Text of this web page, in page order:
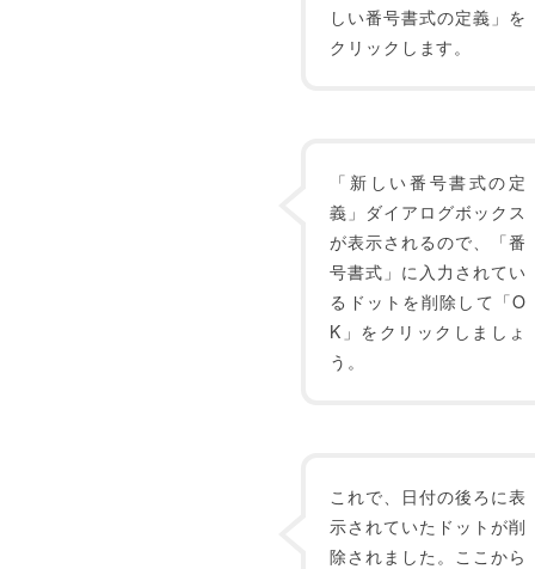
しい番号書式の定義」を
クリックします。
「新しい番号書式の定
義」ダイアログボックス
が表示されるので、「番
号書式」に入力されてい
るドットを削除して「O
K」をクリックしましょ
う。
これで、日付の後ろに表
示されていたドットが削
除されました。ここから